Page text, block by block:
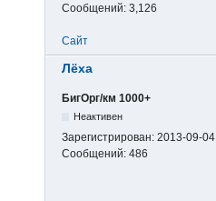
Сообщений: 3,126
Сайт
Лёха
БигОрг/км 1000+
Неактивен
Зарегистрирован: 2013-09-04
Сообщений: 486